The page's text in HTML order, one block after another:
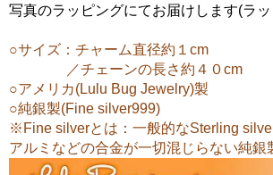
写真のラッピングにてお届けします(ラ
○サイズ：チャーム直径約１cm
／チェーンの長さ約４０cm
○アメリカ(Lulu Bug Jewelry)製
○純銀製(Fine silver999)
※Fine silverとは：一般的なSterling
アルミなどの合金が一切混じらない純銀